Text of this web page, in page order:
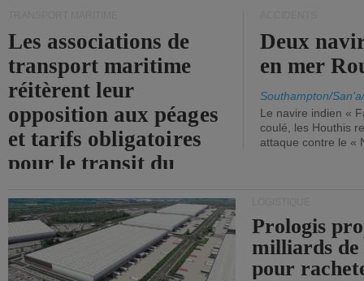
Les associations de
transport maritime
réitèrent leur
opposition aux péages
et tarifs obligatoires
pour le transit du
Deux
en mer
Southampton/
Le navire indien «
coulé, les Houthis
attaque contre le «
Prologis
milliards
pour